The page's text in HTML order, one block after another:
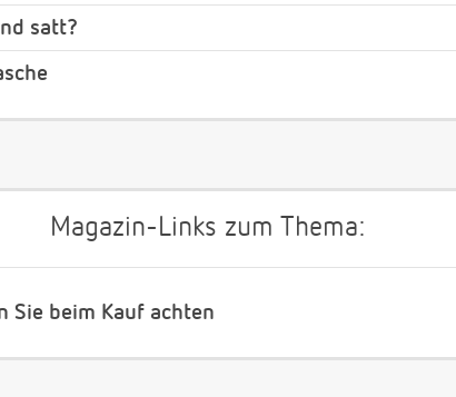
satt?
Magazin-Links zum Thema:
Sie beim Kauf achten